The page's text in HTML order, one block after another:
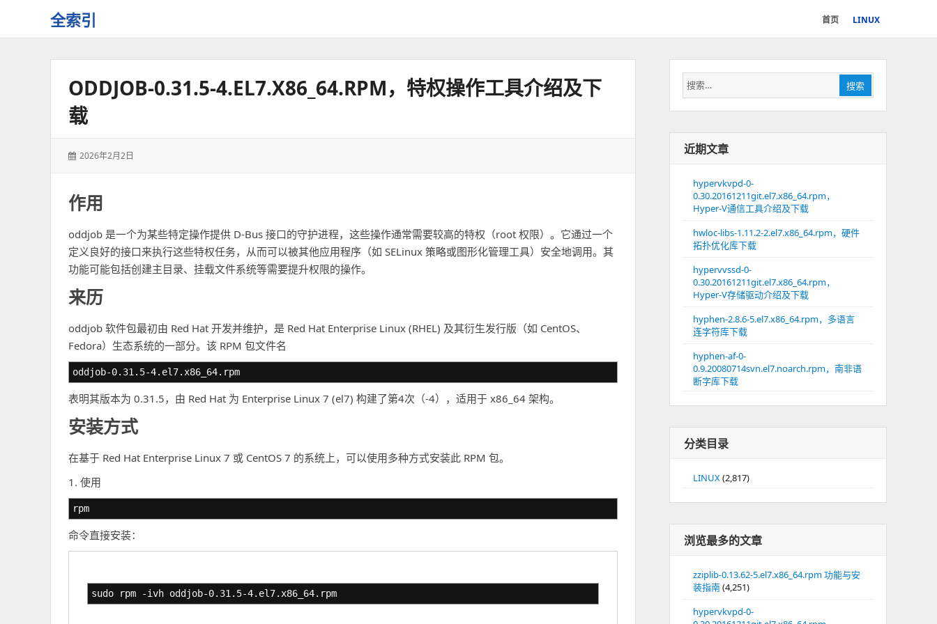
全索引
些
首页 LINUX
ODDJOB-0.31.5-4.EL7.X86_64.RPM，特权操作工具介绍及下
载
发
2026年2月2日
作用
oddjob 是一个为某些特定操作提供 D-Bus 接口的守护进程，这些操作通常需要较高的特权（root 权限）。它通过一个
定义良好的接口来执行这些特权任务，从而可以被其他应用程序（如 SELinux 策略或图形化管理工具）安全地调用。其
功能可能包括创建主目录、挂载文件系统等需要提升权限的操作。
来历
oddjob 软件包最初由 Red Hat 开发并维护，是 Red Hat Enterprise Linux (RHEL) 及其衍生发行版（如 CentOS、
Fedora）生态系统的一部分。该 RPM 包文件名
oddjob-0.31.5-4.el7.x86_64.rpm
表明其版本为 0.31.5，由 Red Hat 为 Enterprise Linux 7 (el7) 构建了第4次（-4），适用于 x86_64 架构。
安装方式
在基于 Red Hat Enterprise Linux 7 或 CentOS 7 的系统上，可以使用多种方式安装此 RPM 包。
1. 使用
rpm
命令直接安装：
sudo rpm -ivh oddjob-0.31.5-4.el7.x86_64.rpm
搜
索：
搜索
近期文章
hypervkvpd-0-
0.30.20161211git.el7.x86_64.rpm，
Hyper-V通信工具介绍及下载
hwloc-libs-1.11.2-2.el7.x86_64.rpm，硬件
拓扑优化库下载
hypervvssd-0-
0.30.20161211git.el7.x86_64.rpm，
Hyper-V存储驱动介绍及下载
hyphen-2.8.6-5.el7.x86_64.rpm，多语言
连字符库下载
hyphen-af-0-
0.9.20080714svn.el7.noarch.rpm，南非语
断字库下载
分类目录
LINUX(2,817)
浏览最多的文章
zziplib-0.13.62-5.el7.x86_64.rpm 功能与安
装指南(4,251)
hypervkvpd-0-